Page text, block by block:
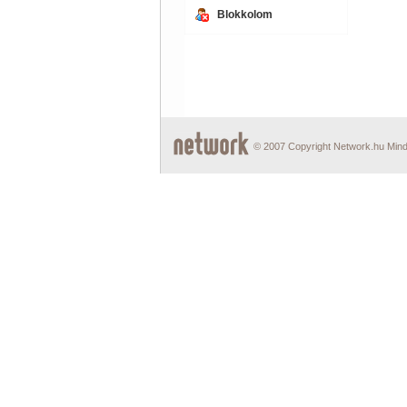
Blokkolom
© 2007 Copyright Network.hu